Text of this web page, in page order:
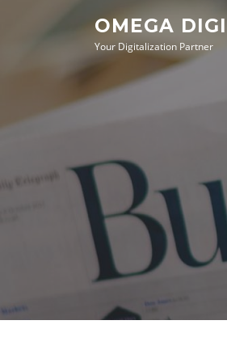
OMEGA
Your Digitalization Partner